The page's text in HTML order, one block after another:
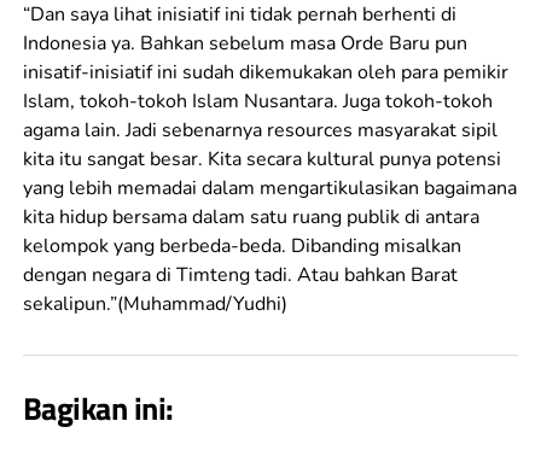
“Dan saya lihat inisiatif ini tidak pernah berhenti di
Indonesia ya. Bahkan sebelum masa Orde Baru pun
inisatif-inisiatif ini sudah dikemukakan oleh para pemikir
Islam, tokoh-tokoh Islam Nusantara. Juga tokoh-tokoh
agama lain. Jadi sebenarnya resources masyarakat sipil
kita itu sangat besar. Kita secara kultural punya potensi
yang lebih memadai dalam mengartikulasikan bagaimana
kita hidup bersama dalam satu ruang publik di antara
kelompok yang berbeda-beda. Dibanding misalkan
dengan negara di Timteng tadi. Atau bahkan Barat
sekalipun.”(Muhammad/Yudhi)
Bagikan ini: